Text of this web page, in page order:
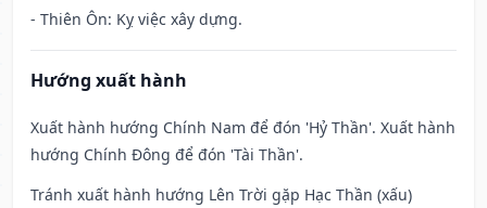
- Thiên Ôn: Kỵ việc xây dựng.
Hướng xuất hành
Xuất hành hướng Chính Nam để đón 'Hỷ Thần'. Xuất hành
hướng Chính Đông để đón 'Tài Thần'.
Tránh xuất hành hướng Lên Trời gặp Hạc Thần (xấu)